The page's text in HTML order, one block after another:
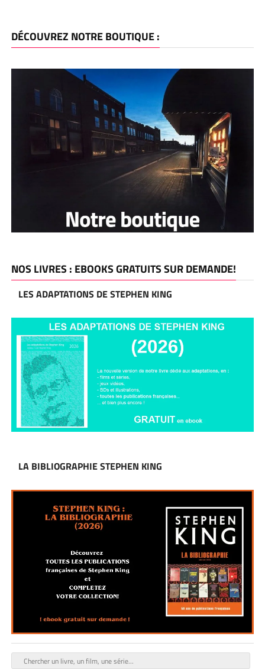
DÉCOUVREZ NOTRE BOUTIQUE :
NOS LIVRES : EBOOKS GRATUITS SUR DEMANDE!
LES ADAPTATIONS DE STEPHEN KING
LA BIBLIOGRAPHIE STEPHEN KING